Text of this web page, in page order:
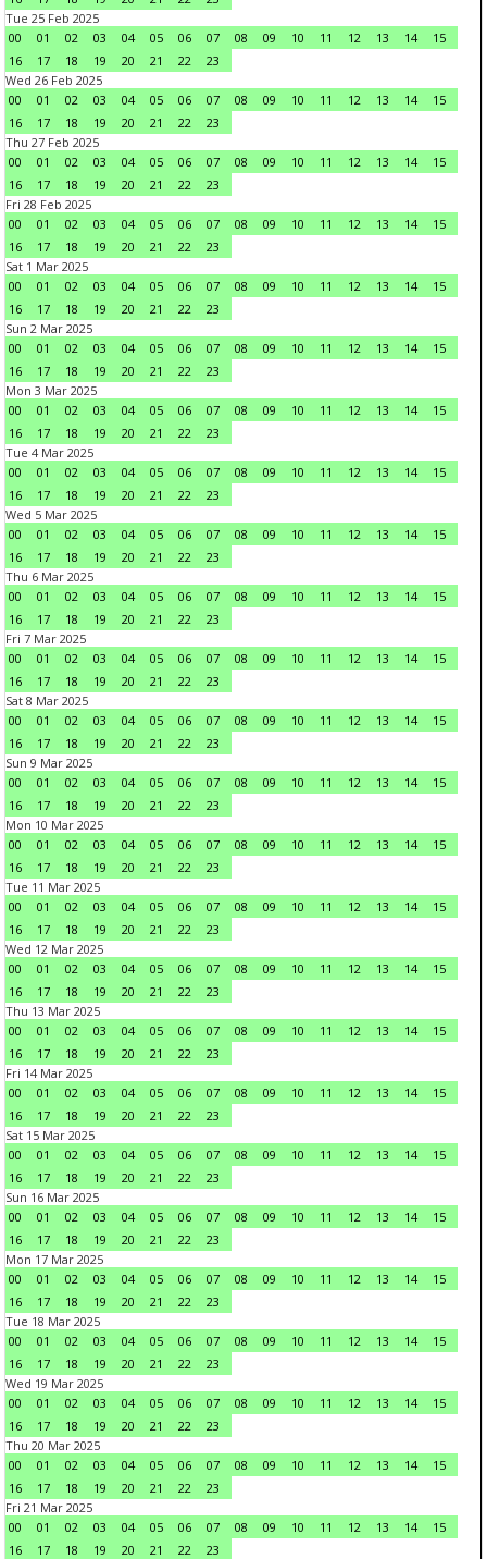
Tue 25 Feb 2025
00
01 02 03 04 05 06 07 08 09 10 11 12 13 14
15
16
17 18 19 20 21 22
23
Wed 26 Feb 2025
00
01 02 03 04 05 06 07 08 09 10 11 12 13 14
15
16
17 18 19 20 21 22
23
Thu 27 Feb 2025
00
01 02 03 04 05 06 07 08 09 10 11 12 13 14
15
16
17 18 19 20 21 22
23
Fri 28 Feb 2025
00
01 02 03 04 05 06 07 08 09 10 11 12 13 14
15
16
17 18 19 20 21 22
23
Sat 1 Mar 2025
00
01 02 03 04 05 06 07 08 09 10 11 12 13 14
15
16
17 18 19 20 21 22
23
Sun 2 Mar 2025
00
01 02 03 04 05 06 07 08 09 10 11 12 13 14
15
16
17 18 19 20 21 22
23
Mon 3 Mar 2025
00
01 02 03 04 05 06 07 08 09 10 11 12 13 14
15
16
17 18 19 20 21 22
23
Tue 4 Mar 2025
00
01 02 03 04 05 06 07 08 09 10 11 12 13 14
15
16
17 18 19 20 21 22
23
Wed 5 Mar 2025
00
01 02 03 04 05 06 07 08 09 10 11 12 13 14
15
16
17 18 19 20 21 22
23
Thu 6 Mar 2025
00
01 02 03 04 05 06 07 08 09 10 11 12 13 14
15
16
17 18 19 20 21 22
23
Fri 7 Mar 2025
00
01 02 03 04 05 06 07 08 09 10 11 12 13 14
15
16
17 18 19 20 21 22
23
Sat 8 Mar 2025
00
01 02 03 04 05 06 07 08 09 10 11 12 13 14
15
16
17 18 19 20 21 22
23
Sun 9 Mar 2025
00
01 02 03 04 05 06 07 08 09 10 11 12 13 14
15
16
17 18 19 20 21 22
23
Mon 10 Mar 2025
00
01 02 03 04 05 06 07 08 09 10 11 12 13 14
15
16
17 18 19 20 21 22
23
Tue 11 Mar 2025
00
01 02 03 04 05 06 07 08 09 10 11 12 13 14
15
16
17 18 19 20 21 22
23
Wed 12 Mar 2025
00
01 02 03 04 05 06 07 08 09 10 11 12 13 14
15
16
17 18 19 20 21 22
23
Thu 13 Mar 2025
00
01 02 03 04 05 06 07 08 09 10 11 12 13 14
15
16
17 18 19 20 21 22
23
Fri 14 Mar 2025
00
01 02 03 04 05 06 07 08 09 10 11 12 13 14
15
16
17 18 19 20 21 22
23
Sat 15 Mar 2025
00
01 02 03 04 05 06 07 08 09 10 11 12 13 14
15
16
17 18 19 20 21 22
23
Sun 16 Mar 2025
00
01 02 03 04 05 06 07 08 09 10 11 12 13 14
15
16
17 18 19 20 21 22
23
Mon 17 Mar 2025
00
01 02 03 04 05 06 07 08 09 10 11 12 13 14
15
16
17 18 19 20 21 22
23
Tue 18 Mar 2025
00
01 02 03 04 05 06 07 08 09 10 11 12 13 14
15
16
17 18 19 20 21 22
23
Wed 19 Mar 2025
00
01 02 03 04 05 06 07 08 09 10 11 12 13 14
15
16
17 18 19 20 21 22
23
Thu 20 Mar 2025
00
01 02 03 04 05 06 07 08 09 10 11 12 13 14
15
16
17 18 19 20 21 22
23
Fri 21 Mar 2025
00
01 02 03 04 05 06 07 08 09 10 11 12 13 14
15
16
17 18 19 20 21 22
23